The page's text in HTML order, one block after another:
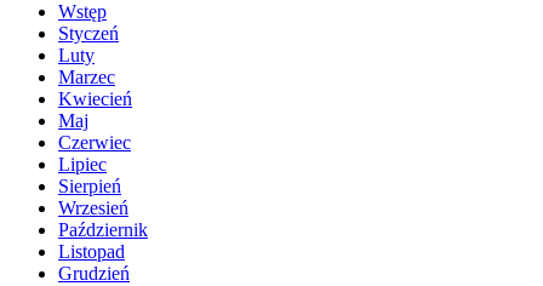
Wstęp
Styczeń
Luty
Marzec
Kwiecień
Maj
Czerwiec
Lipiec
Sierpień
Wrzesień
Październik
Listopad
Grudzień